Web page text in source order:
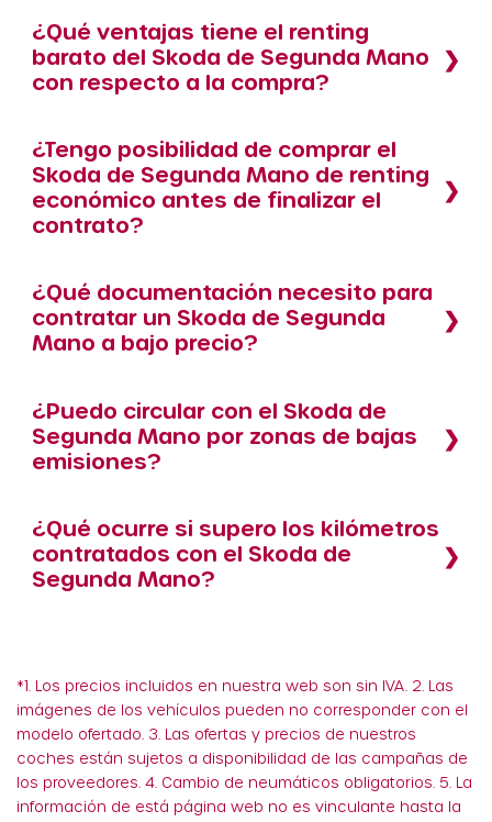
¿Qué ventajas tiene el renting
barato del Skoda de Segunda Mano
con respecto a la compra?
¿Tengo posibilidad de comprar el
Skoda de Segunda Mano de renting
económico antes de finalizar el
contrato?
¿Qué documentación necesito para
contratar un Skoda de Segunda
Mano a bajo precio?
¿Puedo circular con el Skoda de
Segunda Mano por zonas de bajas
emisiones?
¿Qué ocurre si supero los kilómetros
contratados con el Skoda de
Segunda Mano?
*1. Los precios incluidos en nuestra web son sin IVA. 2. Las
imágenes de los vehículos pueden no corresponder con el
modelo ofertado. 3. Las ofertas y precios de nuestros
coches están sujetos a disponibilidad de las campañas de
los proveedores. 4. Cambio de neumáticos obligatorios. 5. La
información de está página web no es vinculante hasta la